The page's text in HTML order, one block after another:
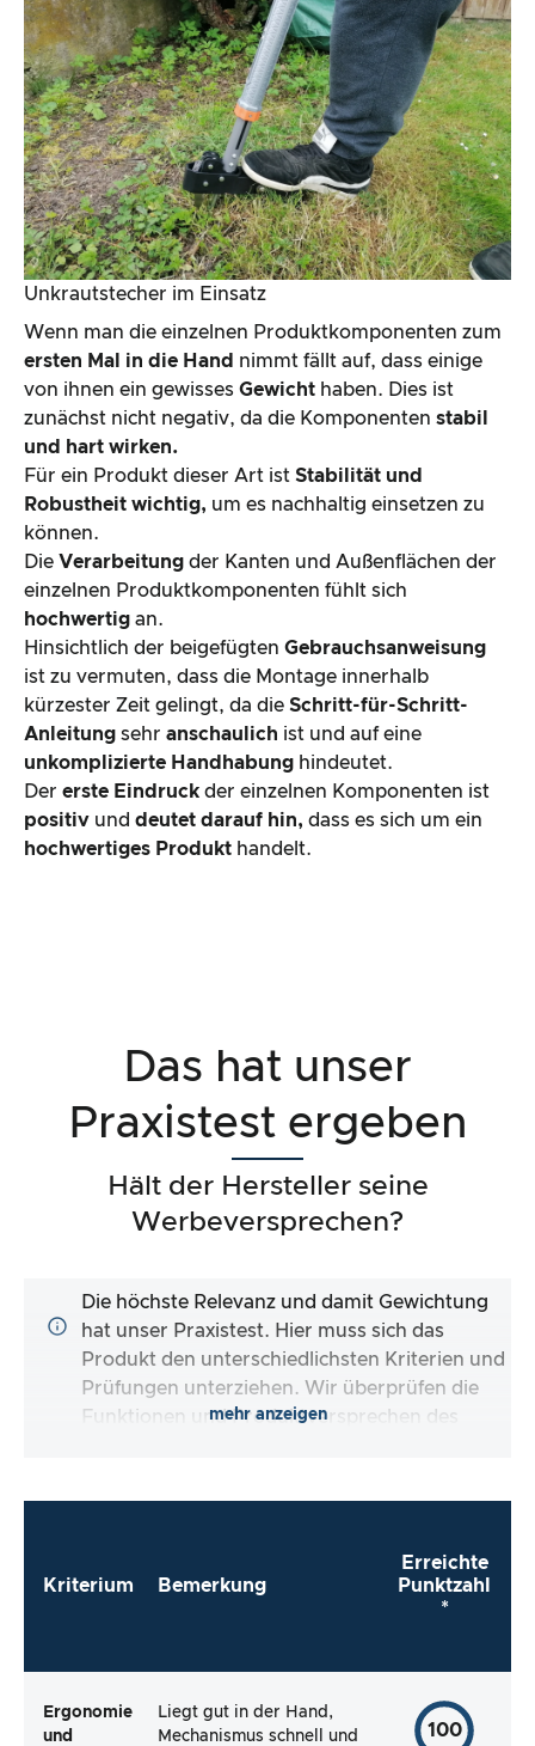
Unkrautstecher im Einsatz
Wenn man die einzelnen Produktkomponenten zum
ersten Mal in die Hand nimmt fällt auf, dass einige
von ihnen ein gewisses Gewicht haben. Dies ist
zunächst nicht negativ, da die Komponenten stabil
und hart wirken.
Für ein Produkt dieser Art ist Stabilität und
Robustheit wichtig, um es nachhaltig einsetzen zu
können.
Die Verarbeitung der Kanten und Außenflächen der
einzelnen Produktkomponenten fühlt sich
hochwertig an.
Hinsichtlich der beigefügten Gebrauchsanweisung
ist zu vermuten, dass die Montage innerhalb
kürzester Zeit gelingt, da die Schritt-für-Schritt-
Anleitung sehr anschaulich ist und auf eine
unkomplizierte Handhabung hindeutet.
Der erste Eindruck der einzelnen Komponenten ist
positiv und deutet darauf hin, dass es sich um ein
hochwertiges Produkt handelt.
Das hat unser
Praxistest ergeben
Hält der Hersteller seine
Werbeversprechen?
Die höchste Relevanz und damit Gewichtung
hat unser Praxistest. Hier muss sich das
Produkt den unterschiedlichsten Kriterien und
Prüfungen unterziehen. Wir überprüfen die
Funktionen und Produktversprechen des
mehr anzeigen
Kriterium Bemerkung
Erreichte
Punktzahl
*
Ergonomie
und
Liegt gut in der Hand,
Mechanismus schnell und
100